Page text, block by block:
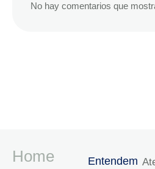
No hay comentarios que
Home
Entendem